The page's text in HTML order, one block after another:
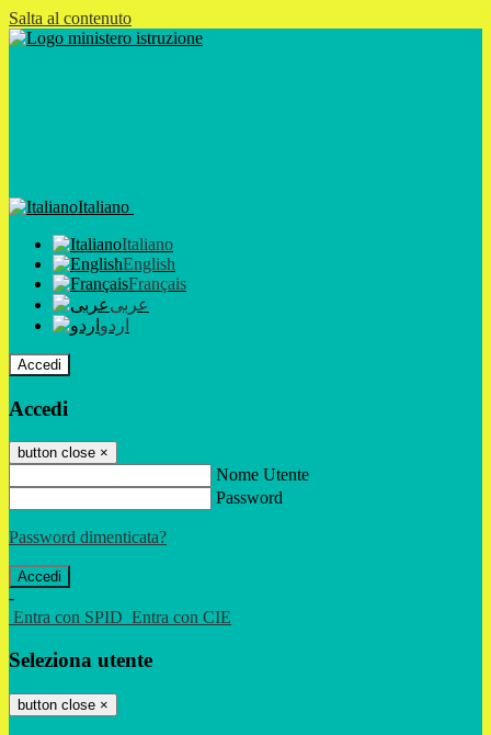
Salta al contenuto
Italiano
Italiano
English
Français
عربى
اردو
Accedi
Accedi
button close ×
Nome Utente
Password
Password dimenticata?
-
Entra con SPID Entra con CIE
Seleziona utente
button close ×